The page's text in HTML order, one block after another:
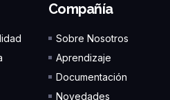
Compañía
Sobre Nosotros
Aprendizaje
Documentación
Novedades